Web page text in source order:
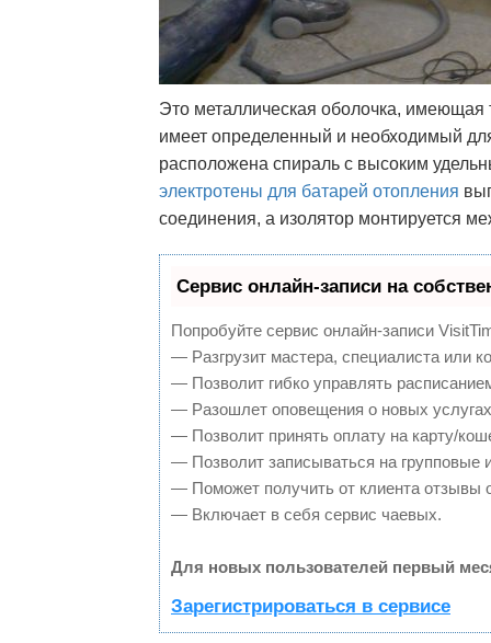
Это металлическая оболочка, имеющая
имеет определенный и необходимый
расположена спираль с высоким
электротены для батарей отопления
соединения, а изолятор монтируется
Сервис онлайн-записи на
Попробуйте сервис онлайн-записи
— Разгрузит мастера, специалиста или
— Позволит гибко управлять
— Разошлет оповещения о новых
— Позволит принять оплату на карту/
— Позволит записываться на групповые
— Поможет получить от клиента отзывы
— Включает в себя сервис чаевых.
Для новых пользователей первый
Зарегистрироваться в сервисе